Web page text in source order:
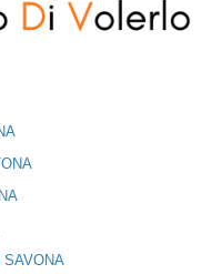
SAVONA